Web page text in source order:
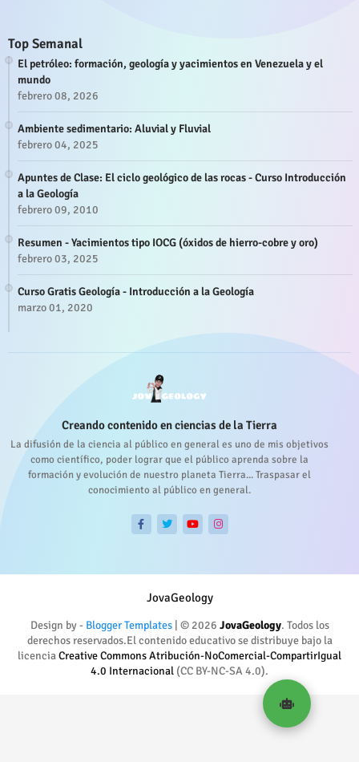
Top Semanal
El petróleo: formación, geología y yacimientos en Venezuela y el
mundo
febrero 08, 2026
Ambiente sedimentario: Aluvial y Fluvial
febrero 04, 2025
Apuntes de Clase: El ciclo geológico de las rocas - Curso Introducción
a la Geología
febrero 09, 2010
Resumen - Yacimientos tipo IOCG (óxidos de hierro-cobre y oro)
febrero 03, 2025
Curso Gratis Geología - Introducción a la Geología
marzo 01, 2020
Creando contenido en ciencias de la Tierra
La difusión de la ciencia al público en general es uno de mis objetivos
como científico, poder lograr que el público aprenda sobre la
formación y evolución de nuestro planeta Tierra... Traspasar el
conocimiento al público en general.
Design by - Blogger Templates | © 2026 JovaGeology. Todos los
derechos reservados.El contenido educativo se distribuye bajo la
licenciaCreative Commons Atribución-NoComercial-CompartirIgual
4.0 Internacional (CC BY-NC-SA 4.0).
JovaGeology